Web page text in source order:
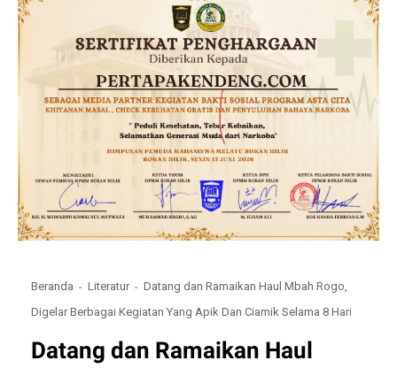
Beranda Literatur
Datang dan Ramaikan Haul Mbah Rogo,
Digelar Berbagai Kegiatan Yang Apik Dan Ciamik Selama 8 Hari
Datang dan Ramaikan Haul